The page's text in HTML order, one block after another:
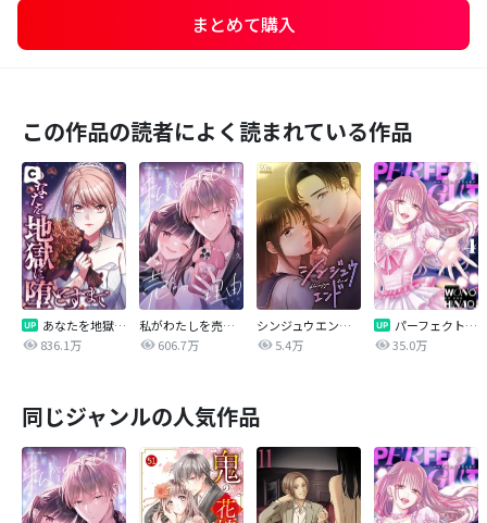
まとめて購入
この作品の読者によく読まれている作品
あなたを地獄に堕とすまで
836.1万
私がわたしを売る理由
606.7万
シンジュウエンド【タテヨミ】
5.4万
パーフェクトグリッター
35.0万
同じジャンルの人気作品